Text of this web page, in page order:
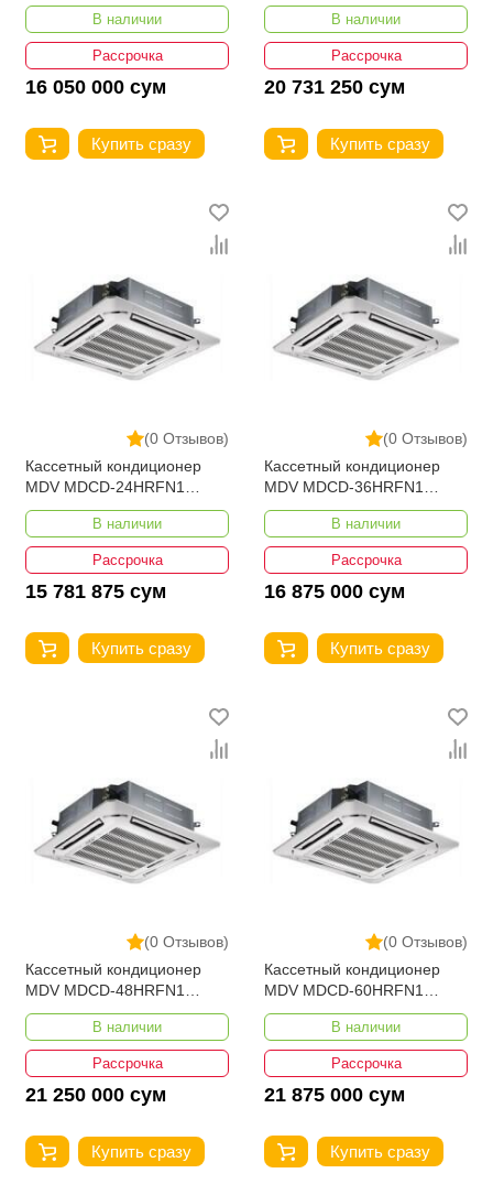
BTU
В наличии
Рассрочка
16 050 000 сум
Купить сразу
Btu
В наличии
Рассрочка
20 731 250 сум
Купить сразу
(0 Отзывов)
Кассетный кондиционер
MDV MDCD-24HRFN1
24000 BTU
В наличии
Рассрочка
15 781 875 сум
Купить сразу
(0 Отзывов)
Кассетный кондиционер
MDV MDCD-36HRFN1
36000 BTU
В наличии
Рассрочка
16 875 000 сум
Купить сразу
(0 Отзывов)
Кассетный кондиционер
MDV MDCD-48HRFN1
48000 BTU
В наличии
Рассрочка
21 250 000 сум
Купить сразу
(0 Отзывов)
Кассетный кондиционер
MDV MDCD-60HRFN1
60000 BTU
В наличии
Рассрочка
21 875 000 сум
Купить сразу